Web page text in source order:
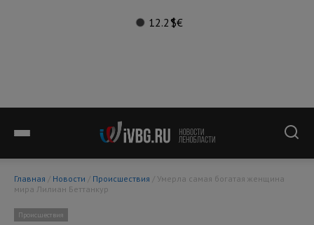
12.2°$€
Главная / Новости / Происшествия
мира Лилиан Беттанкур
Происшествия